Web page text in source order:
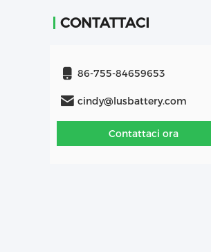
CONTATTACI
86-755-84659653
cindy@lusbattery.com
Contattaci ora